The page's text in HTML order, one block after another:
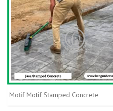
Motif Motif Stamped Concrete